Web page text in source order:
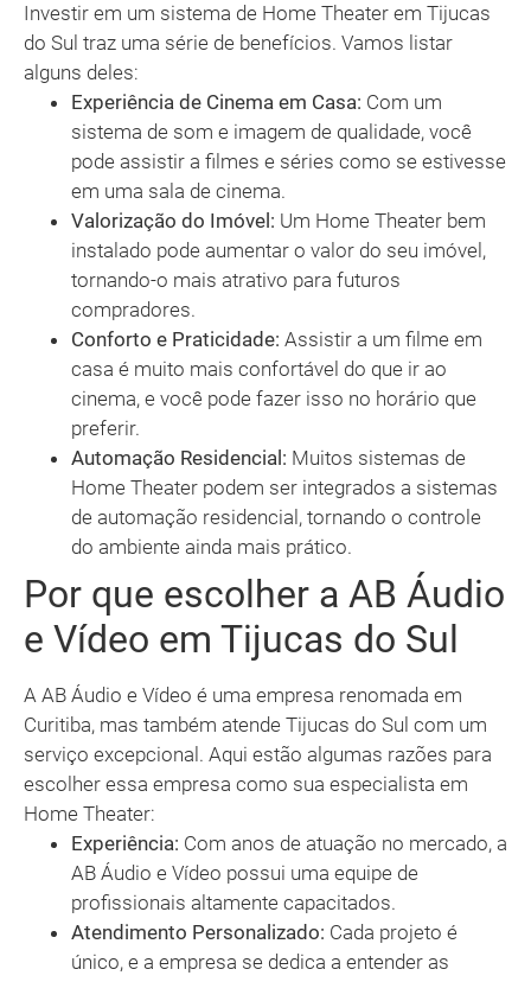
Investir em um sistema de Home Theater em Tijucas
do Sul traz uma série de benefícios. Vamos listar
alguns deles:
Experiência de Cinema em Casa: Com um
sistema de som e imagem de qualidade, você
pode assistir a filmes e séries como se estivesse
em uma sala de cinema.
Valorização do Imóvel: Um Home Theater bem
instalado pode aumentar o valor do seu imóvel,
tornando-o mais atrativo para futuros
compradores.
Conforto e Praticidade: Assistir a um filme em
casa é muito mais confortável do que ir ao
cinema, e você pode fazer isso no horário que
preferir.
Automação Residencial: Muitos sistemas de
Home Theater podem ser integrados a sistemas
de automação residencial, tornando o controle
do ambiente ainda mais prático.
Por que escolher a AB Áudio
e Vídeo em Tijucas do Sul
A AB Áudio e Vídeo é uma empresa renomada em
Curitiba, mas também atende Tijucas do Sul com um
serviço excepcional. Aqui estão algumas razões para
escolher essa empresa como sua especialista em
Home Theater:
Experiência: Com anos de atuação no mercado, a
AB Áudio e Vídeo possui uma equipe de
profissionais altamente capacitados.
Atendimento Personalizado: Cada projeto é
único, e a empresa se dedica a entender as